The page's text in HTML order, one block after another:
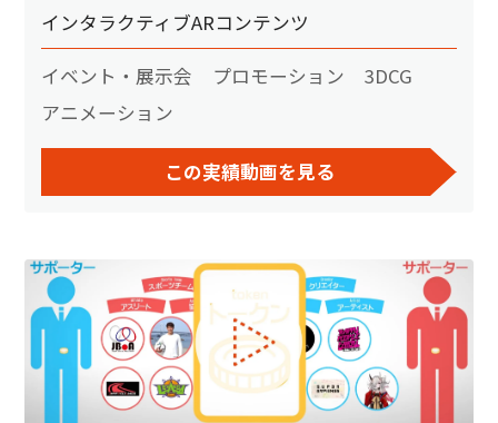
インタラクティブARコンテンツ
イベント・展示会 プロモーション
3DCG
アニメーション
この実績動画を見る